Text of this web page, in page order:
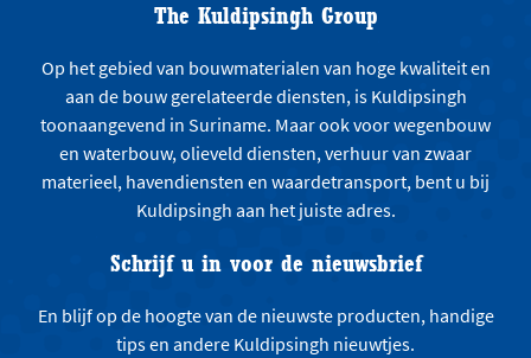
The Kuldipsingh Group
Op het gebied van bouwmaterialen van hoge kwaliteit en
aan de bouw gerelateerde diensten, is Kuldipsingh
toonaangevend in Suriname. Maar ook voor wegenbouw
en waterbouw, olieveld diensten, verhuur van zwaar
materieel, havendiensten en waardetransport, bent u bij
Kuldipsingh aan het juiste adres.
Schrijf u in voor de nieuwsbrief
En blijf op de hoogte van de nieuwste producten, handige
tips en andere Kuldipsingh nieuwtjes.